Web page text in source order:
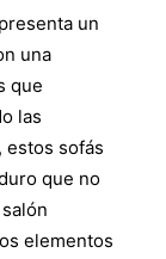
un
una
que
las
estos sofás
que no
elementos